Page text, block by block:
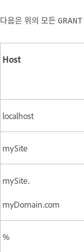
다음은 위의 모든 GRANT
Host
localhost
mySite
mySite.
myDomain.com
%